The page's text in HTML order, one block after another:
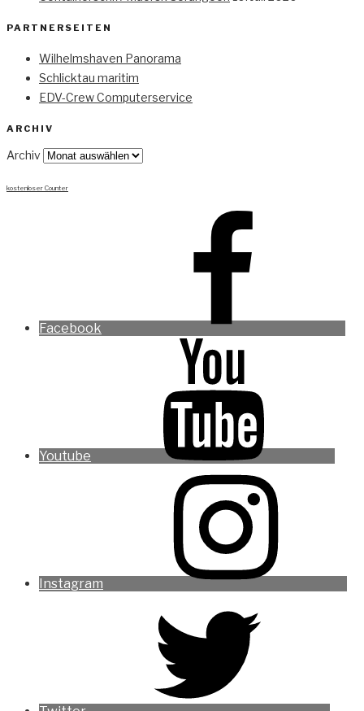
PARTNERSEITEN
Wilhelmshaven Panorama
Schlicktau maritim
EDV-Crew Computerservice
ARCHIV
Archiv
kostenloser Counter
Facebook
Youtube
Instagram